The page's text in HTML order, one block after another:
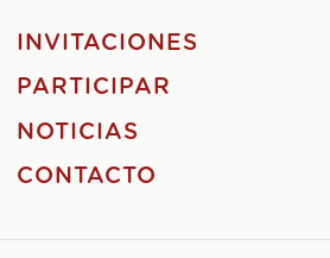
INVITACIONES
PARTICIPAR
NOTICIAS
CONTACTO